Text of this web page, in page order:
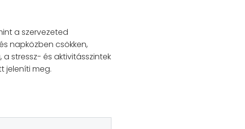
a szervezeted
napközben csökken,
stressz- és aktivitásszintek
jeleníti meg.